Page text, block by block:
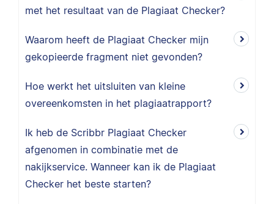
met het resultaat van de Plagiaat Checker?
Waarom heeft de Plagiaat Checker mijn
gekopieerde fragment niet gevonden?
Hoe werkt het uitsluiten van kleine
overeenkomsten in het plagiaatrapport?
Ik heb de Scribbr Plagiaat Checker
afgenomen in combinatie met de
nakijkservice. Wanneer kan ik de Plagiaat
Checker het beste starten?